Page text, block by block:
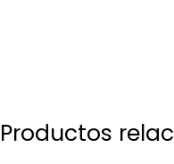
Productos